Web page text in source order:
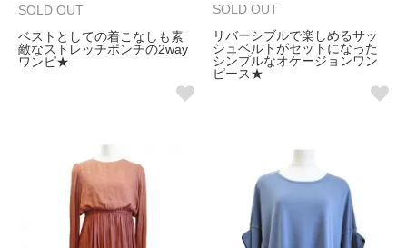
SOLD OUT
ベストとしての着こなしも素
敵なストレッチポンチの2way
ワンピ★
SOLD OUT
リバーシブルで楽しめるサッ
シュベルトがセットになった
シンプルなオケージョンワン
ピース★